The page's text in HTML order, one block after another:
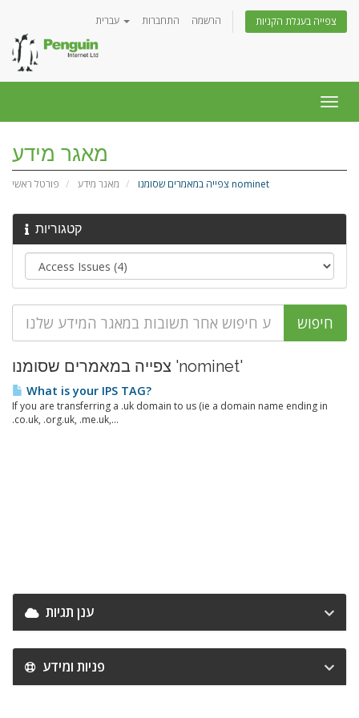
התחברות הרשמה צפייה בעגלת הקניות
ניווט
מאגר מידע
פורטל ראשי מאגר מידע צפייה במאמרים שסומנו nominet
קטגוריות
צפייה במאמרים שסומנו 'nominet'
What is your IPS TAG?
If you are transferring a .uk domain to us (ie a domain name ending in
.co.uk, .org.uk, .me.uk,...
ענן תגיות
פניות ומידע